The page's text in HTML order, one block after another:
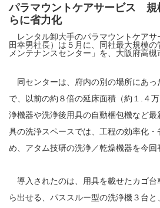
パラマウントケアサービス 規
らに省力化
レンタル卸大手のパラマウントケアサ
田幸男社長）は５月に、同社最大規模
メンテナンスセンター」を、大阪府高槻
同センターは、府内の別の場所にあっ
で、以前の約８倍の延床面積（約１.４
浄機器や洗浄後用具の自動梱包機など最
具の洗浄スペースでは、工程の効率化・
め、アタム技研の洗浄／乾燥機器を今回
導入されたのは、用具を載せたカゴ台
ら出せる、パススルー型の洗浄機３台